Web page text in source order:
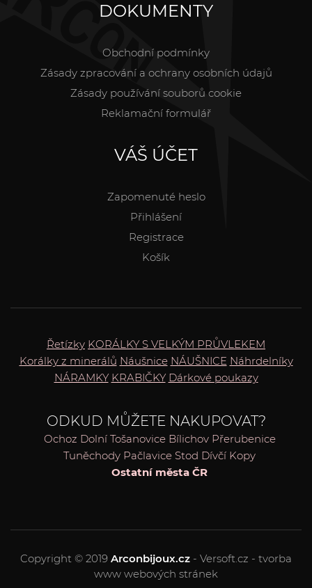
DOKUMENTY
Obchodní podmínky
Zásady zpracování a ochrany osobních údajů
Zásady používání souborů cookie
Reklamační formulář
VÁŠ ÚČET
Zapomenuté heslo
Přihlášení
Registrace
Košík
Řetízky KORÁLKY S VELKÝM PRŮVLEKEM
Korálky z minerálů Náušnice NÁUŠNICE Náhrdelníky
NÁRAMKY KRABIČKY Dárkové poukazy
ODKUD MŮŽETE NAKUPOVAT?
Ochoz Dolní Tošanovice Bílichov Přerubenice
Tuněchody Pačlavice Stod Dívčí Kopy
Ostatní města ČR
Copyright © 2019 Arconbijoux.cz - Versoft.cz - tvorba
www webových stránek